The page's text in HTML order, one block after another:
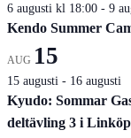
6 augusti kl 18:00 - 9
Kendo Summer
AUG 15
15 augusti - 16 augusti
Kyudo: Sommar
deltävling 3 i